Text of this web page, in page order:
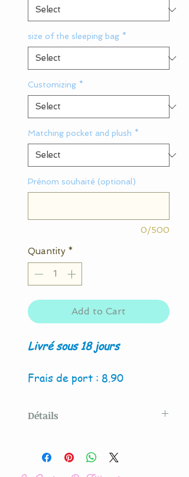
size of the sleeping bag *
Customizing *
Matching pocket and plush *
Prénom souhaité (optional)
0/500
Quantity *
Add to Cart
Livré sous 18 jours
Frais de port : 8.90
Détails
Couture By Titia